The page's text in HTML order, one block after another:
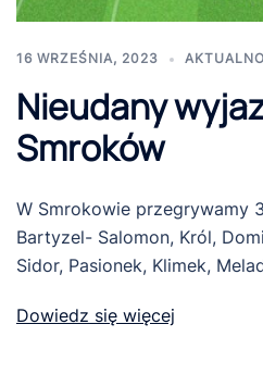
16 WRZEŚNIA, 2023
Nieudany
Smroków
W Smrokowie przegrywamy
Bartyzel- Salomon, Król,
Sidor, Pasionek, Klimek,
Dowiedz się więcej